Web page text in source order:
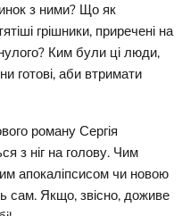
з ними? Що як
грішники, приречені на
Ким були ці люди,
готові, аби втримати
роману Сергія
з ніг на голову. Чим
апокаліпсисом чи новою
сам. Якщо, звісно, доживе